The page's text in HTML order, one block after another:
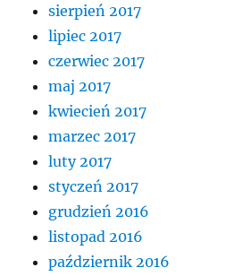
sierpień 2017
lipiec 2017
czerwiec 2017
maj 2017
kwiecień 2017
marzec 2017
luty 2017
styczeń 2017
grudzień 2016
listopad 2016
październik 2016